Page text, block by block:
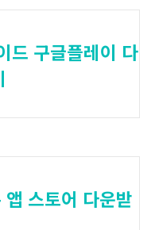
드 구글플레이 다
스토어 다운받